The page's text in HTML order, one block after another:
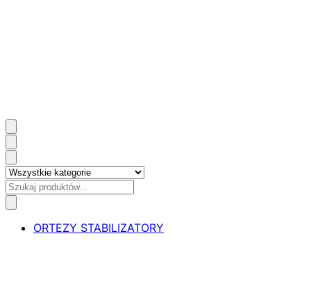
ORTEZY STABILIZATORY